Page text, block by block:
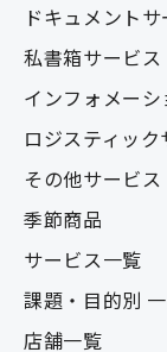
ドキュメント
私書箱サービス
インフォメー
ロジスティック
その他サービス
季節商品
サービス一覧
課題・目的別
店舗一覧